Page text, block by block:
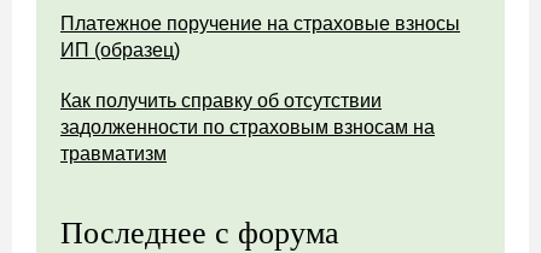
Платежное поручение на страховые взносы
ИП (образец)
Как получить справку об отсутствии
задолженности по страховым взносам на
травматизм
Последнее с форума